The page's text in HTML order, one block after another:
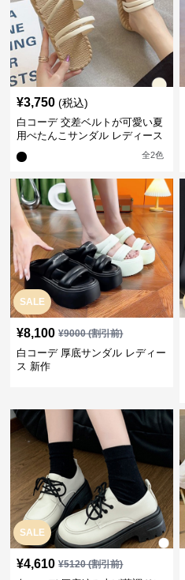
¥3,750 (税込)
白コーデ 交差ベルトが可愛い夏
用ぺたんこサンダル レディース
全2色
SALE
¥8,100 ¥9000(割引前)
白コーデ 厚底サンダル レディー
ス 新作
SALE
¥4,610 ¥5120(割引前)